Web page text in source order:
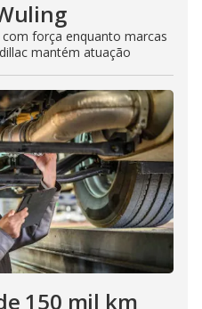
força enquanto marcas
mantém atuação
150 mil km